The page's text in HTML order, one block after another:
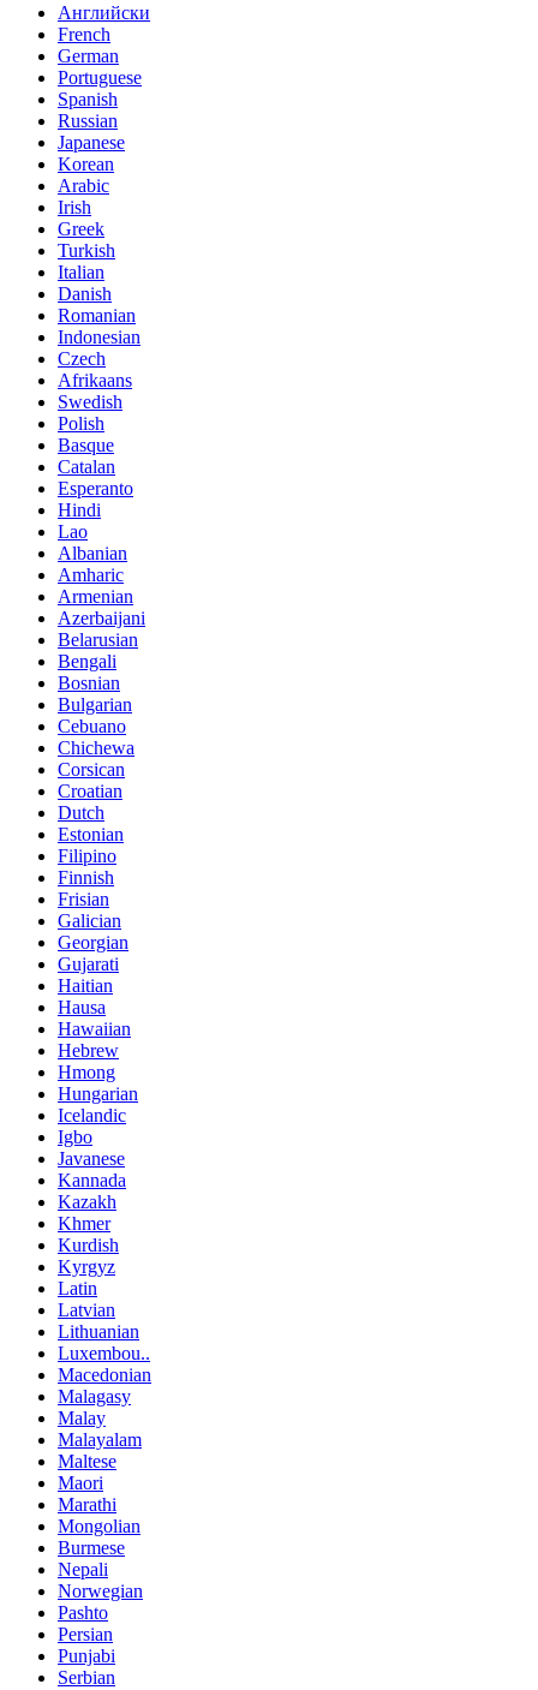
Английски
French
German
Portuguese
Spanish
Russian
Japanese
Korean
Arabic
Irish
Greek
Turkish
Italian
Danish
Romanian
Indonesian
Czech
Afrikaans
Swedish
Polish
Basque
Catalan
Esperanto
Hindi
Lao
Albanian
Amharic
Armenian
Azerbaijani
Belarusian
Bengali
Bosnian
Bulgarian
Cebuano
Chichewa
Corsican
Croatian
Dutch
Estonian
Filipino
Finnish
Frisian
Galician
Georgian
Gujarati
Haitian
Hausa
Hawaiian
Hebrew
Hmong
Hungarian
Icelandic
Igbo
Javanese
Kannada
Kazakh
Khmer
Kurdish
Kyrgyz
Latin
Latvian
Lithuanian
Luxembou..
Macedonian
Malagasy
Malay
Malayalam
Maltese
Maori
Marathi
Mongolian
Burmese
Nepali
Norwegian
Pashto
Persian
Punjabi
Serbian